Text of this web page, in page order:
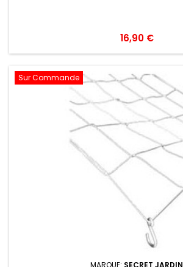
16,90 €
Sur Commande
MARQUE: SECRET JARDIN